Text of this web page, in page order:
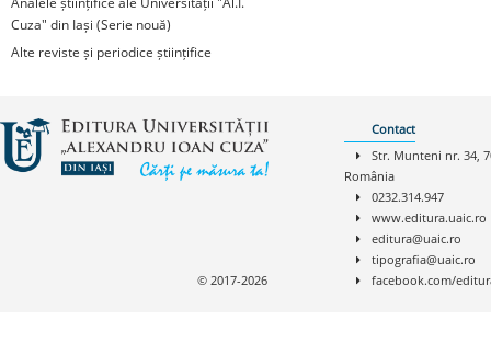
Cuza" din Iași (Serie nouă)
Alte reviste și periodice științifice
Contact
Str. Munteni nr. 34,
România
0232.314.947
www.editura.uaic.ro
editura@uaic.ro
tipografia@uaic.ro
facebook.com/
© 2017-2026